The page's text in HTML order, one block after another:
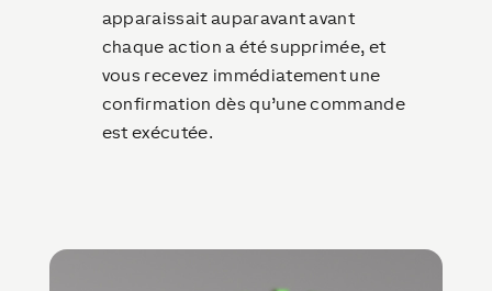
apparaissait auparavant avant
chaque action a été supprimée, et
vous recevez immédiatement une
confirmation dès qu’une commande
est exécutée.